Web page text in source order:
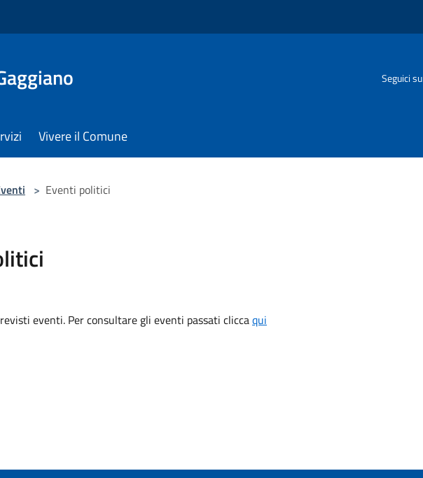
Seguici su
Vivere il Comune
> Eventi politici
eventi. Per consultare gli eventi passati cliccaqui